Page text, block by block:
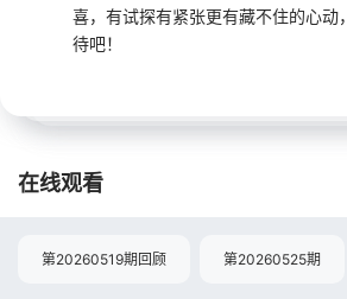
喜，有试探有紧张更有藏不住的心动
待吧！
在线观看
第20260519期回顾 第20260525期